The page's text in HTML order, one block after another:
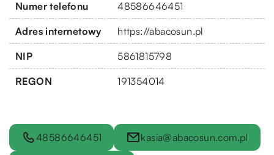
Numer telefonu 48586646451
Adres internetowy https://abacosun.pl
NIP 5861815798
REGON 191354014
48586646451 kasia@abacosun.com.pl